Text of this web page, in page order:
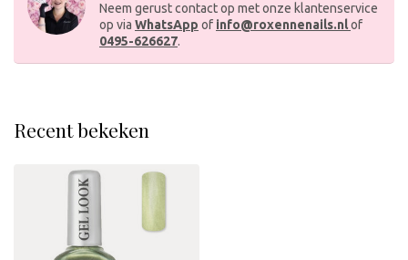
Neem gerust contact op met onze klantenservice
op via WhatsApp of info@roxennenails.nlof
0495-626627.
Recent bekeken